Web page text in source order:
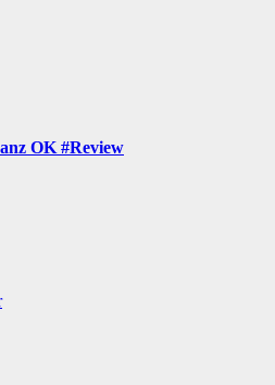
OK #Review